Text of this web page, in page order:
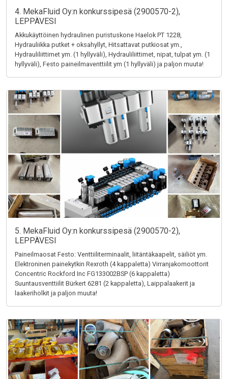
4. MekaFluid Oy:n konkurssipesä (2900570-2),
LEPPÄVESI
Akkukäyttöinen hydraulinen puristuskone Haelok PT 1228,
Hydrauliikka putket + oksahyllyt, Hitsattavat putkiosat ym.,
Hydrauliliittimet ym. (1 hyllyväli), Hydrauliliittimet, nipat, tulpat ym. (1
hyllyväli), Festo paineilmaventtiilit ym (1 hyllyväli) ja paljon muuta!
5. MekaFluid Oy:n konkurssipesä (2900570-2),
LEPPÄVESI
Paineilmaosat Festo: Venttiiliterminaalit, liitäntäkaapelit, säiliöt ym.
Elektroninen painekytkin Rexroth (4 kappaletta) Virranjakomoottorit
Concentric Rockford Inc FG133002BSP (6 kappaletta)
Suuntausventtiilit Bürkert 6281 (2 kappaletta), Laippalaakerit ja
laakeriholkit ja paljon muuta!